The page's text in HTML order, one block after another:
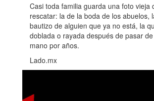
Casi toda familia guarda una foto vieja
rescatar: la de la boda de los abuelos,
bautizo de alguien que ya no está, la
doblada o rayada después de pasar
mano por años.
Lado.mx